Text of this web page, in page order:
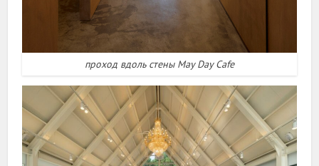
проход вдоль стены May Day Cafe